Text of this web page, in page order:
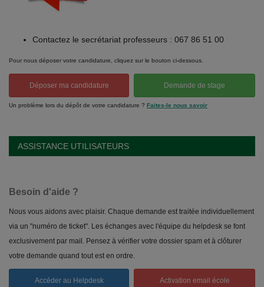
Contactez le secrétariat professeurs : 067 86 51 00
Pour nous déposer votre candidature, cliquez sur le bouton ci-dessous.
Déposer ma candidature Demande de stage
Un problème lors du dépôt de votre candidature ? Faites-le nous savoir
ASSISTANCE UTILISATEURS
Besoin d'aide ?
Nous vous aidons avec plaisir. Chaque demande est traitée individuellement
via un "numéro de ticket". Les échanges avec l'équipe du helpdesk se font
exclusivement par mail. Pensez à vérifier votre dossier spam et à clôturer
votre demande quand tout est en ordre.
Accéder au Helpdesk Activation email école